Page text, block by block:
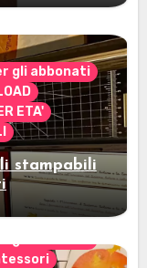
gli abbonati
ETA'
stampabili